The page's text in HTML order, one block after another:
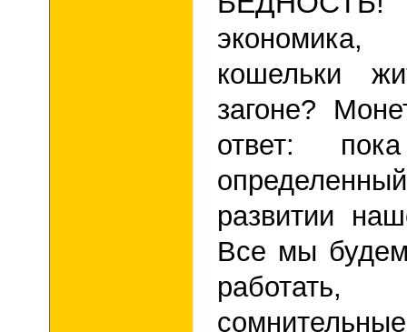
кошельки
загоне?
ответ:
развитии
Все мы